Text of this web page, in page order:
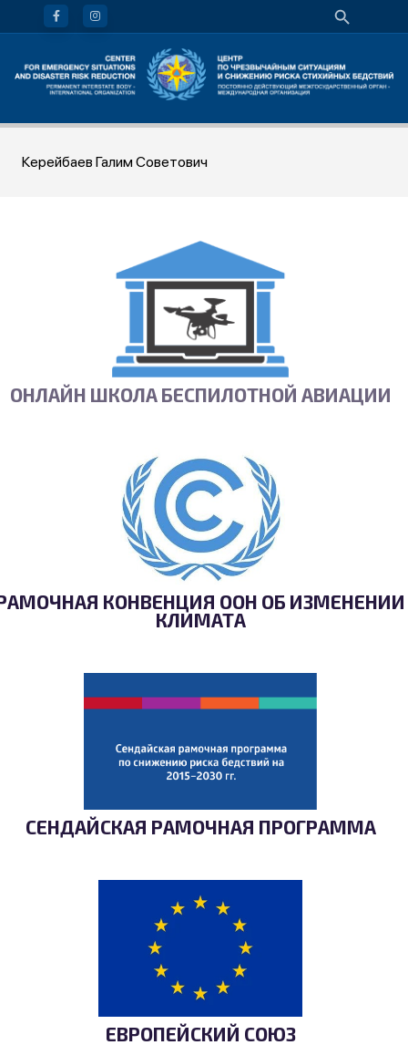
Керейбаев Галим Советович
ОНЛАЙН ШКОЛА БЕСПИЛОТНОЙ АВИАЦИИ
КОНВЕНЦИЯ ООН ОБ ИЗМЕНЕНИИ
КЛИМАТА
СЕНДАЙСКАЯ РАМОЧНАЯ ПРОГРАММА
ЕВРОПЕЙСКИЙ СОЮЗ